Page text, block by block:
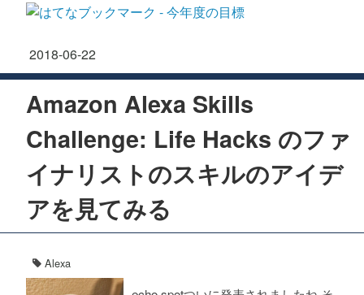
2018-06-22
Amazon Alexa Skills
Challenge: Life Hacks のファ
イナリストのスキルのアイデ
アを見てみる
Alexa